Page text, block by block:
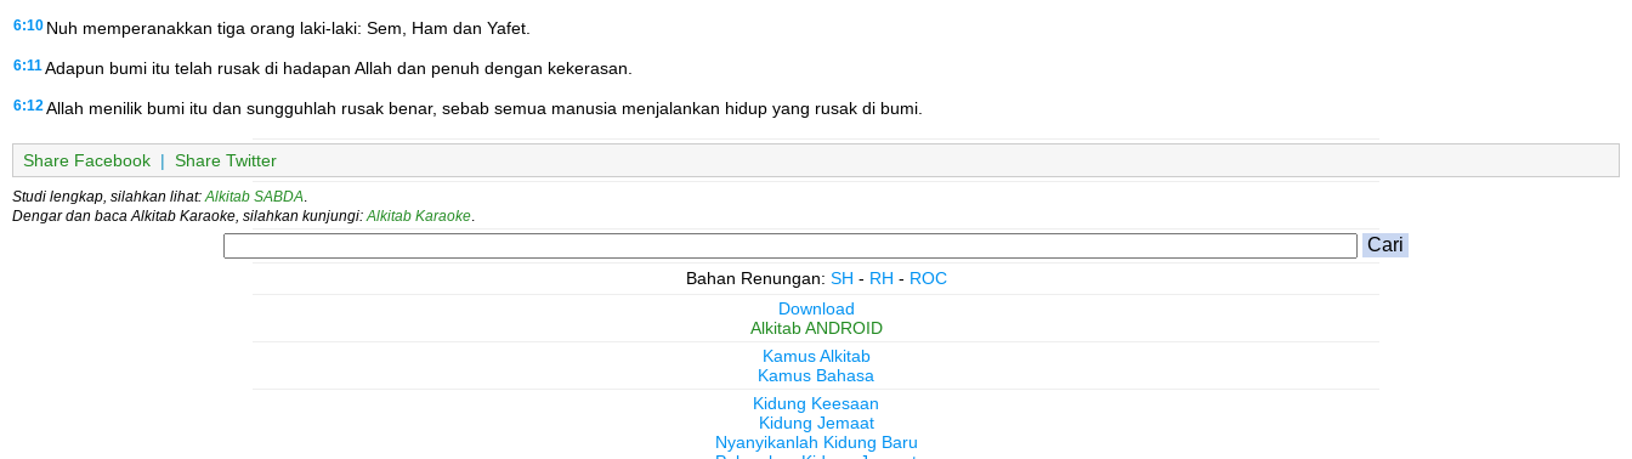
6:10 Nuh memperanakkan tiga orang laki-laki: Sem, Ham dan Yafet.
6:11 Adapun bumi itu telah rusak di hadapan Allah dan penuh dengan kekerasan.
6:12Allah menilik bumi itu dan sungguhlah rusak benar, sebab semua manusia menjalankan hidup yang rusak di bumi.
Share Facebook | Share Twitter
Studi lengkap, silahkan lihat: Alkitab SABDA
Dengar dan baca Alkitab Karaoke, silahkan kunjungi: Alkitab Karaoke
Bahan Renungan: SH - RH - ROC
Download
Alkitab ANDROID
Kamus Alkitab
Kamus Bahasa
Kidung Keesaan
Kidung Jemaat
Nyanyikanlah Kidung Baru